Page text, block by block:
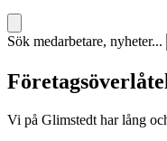
Sök medarbetare, nyheter...
Vi på Glimstedt har lång